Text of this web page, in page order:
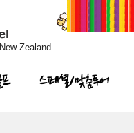
Zealand
스페셜/맞춤투어